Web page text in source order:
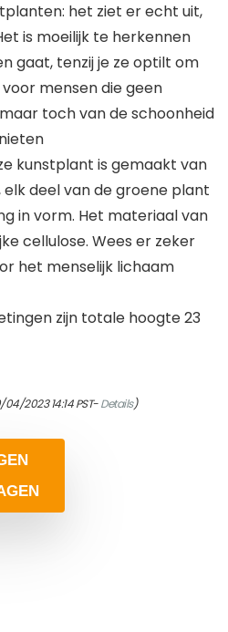
het ziet er echt uit,
is moeilijk te herkennen
gaat, tenzij je ze optilt om
mensen die geen
toch van de schoonheid
kunstplant is gemaakt van
deel van de groene plant
in vorm. Het materiaal van
cellulose. Wees er zeker
het menselijk lichaam
zijn totale hoogte 23
2023 14:14 PST-Details)